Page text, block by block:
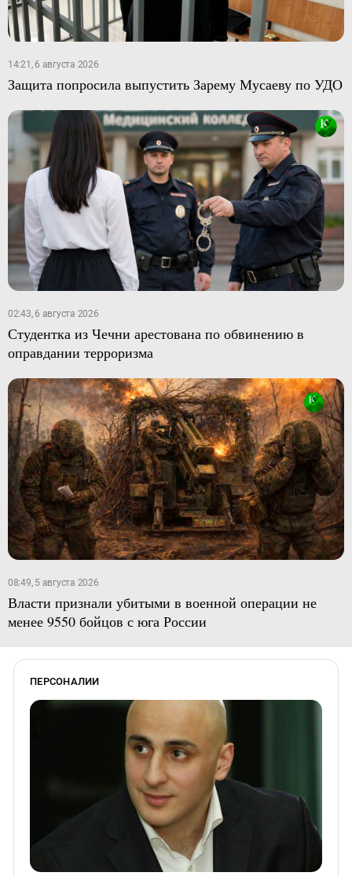
14:21, 6 августа 2026
Защита попросила выпустить Зарему Мусаеву по УДО
02:43, 6 августа 2026
Студентка из Чечни арестована по обвинению в
оправдании терроризма
08:49, 5 августа 2026
Власти признали убитыми в военной операции не
менее 9550 бойцов с юга России
ПЕРСОНАЛИИ